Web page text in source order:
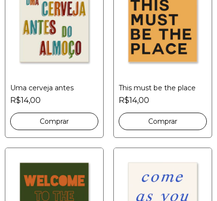
Uma cerveja antes
R$14,00
This must be the place
R$14,00